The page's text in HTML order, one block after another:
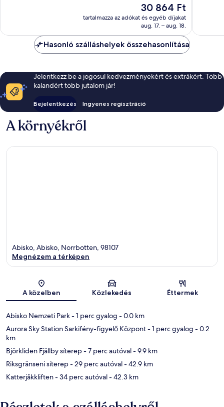
értékelés
Az
ár
30 864 Ft
30 864 Ft
tartalmazza az adókat és egyéb díjakat
aug. 17. – aug. 18.
Hasonló szálláshelyek összehasonlítása
Jelentkezz be a jogosul kedvezményekért és extrákért. Több
kalandért több jutalom jár!
Bejelentkezés Ingyenes regisztráció
A környékről
Térkép
Abisko, Abisko, Norrbotten, 98107
Megnézem a térképen
A közelben Közlekedés Éttermek
Abisko Nemzeti Park- 1 perc gyalog - 0.0 km
Aurora Sky Station Sarkifény-figyelő Központ- 1 perc gyalog - 0.2
km
Björkliden Fjällby síterep- 7 perc autóval- 9.9 km
Riksgränseni síterep- 29 perc autóval- 42.9 km
Katterjåkkliften- 34 perc autóval- 42.3 km